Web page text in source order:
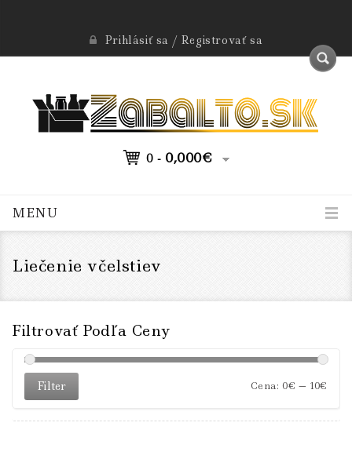
Prihlásiť sa / Registrovať sa
MENU
0 - 0,000€
Liečenie včelstiev
Filtrovať Podľa Ceny
Filter Cena:0€ — 10€